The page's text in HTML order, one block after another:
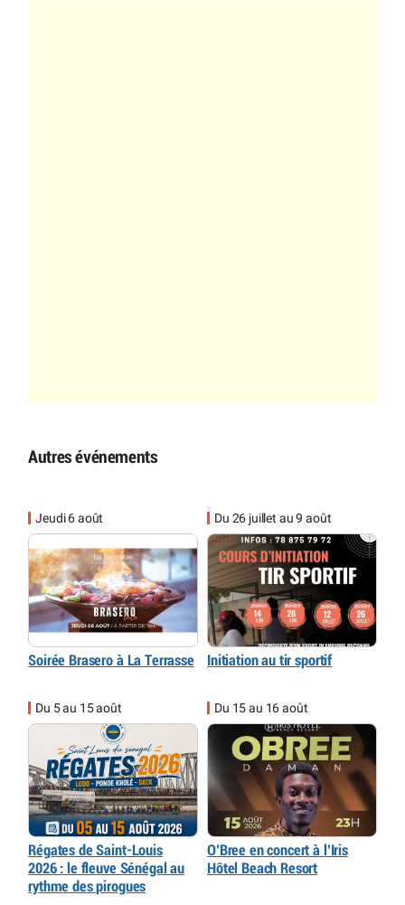
Autres événements
Jeudi 6 août
Soirée Brasero à La Terrasse
Du 26 juillet au 9 août
Initiation au tir sportif
Du 5 au 15 août
Régates de Saint-Louis
2026 : le fleuve Sénégal au
rythme des pirogues
Du 15 au 16 août
O’Bree en concert à l’Iris
Hôtel Beach Resort